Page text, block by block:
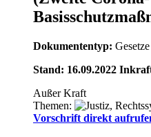
Dokumententyp:
Stand: 16.09.2022
Außer Kraft
Themen:
Vorschrift direkt